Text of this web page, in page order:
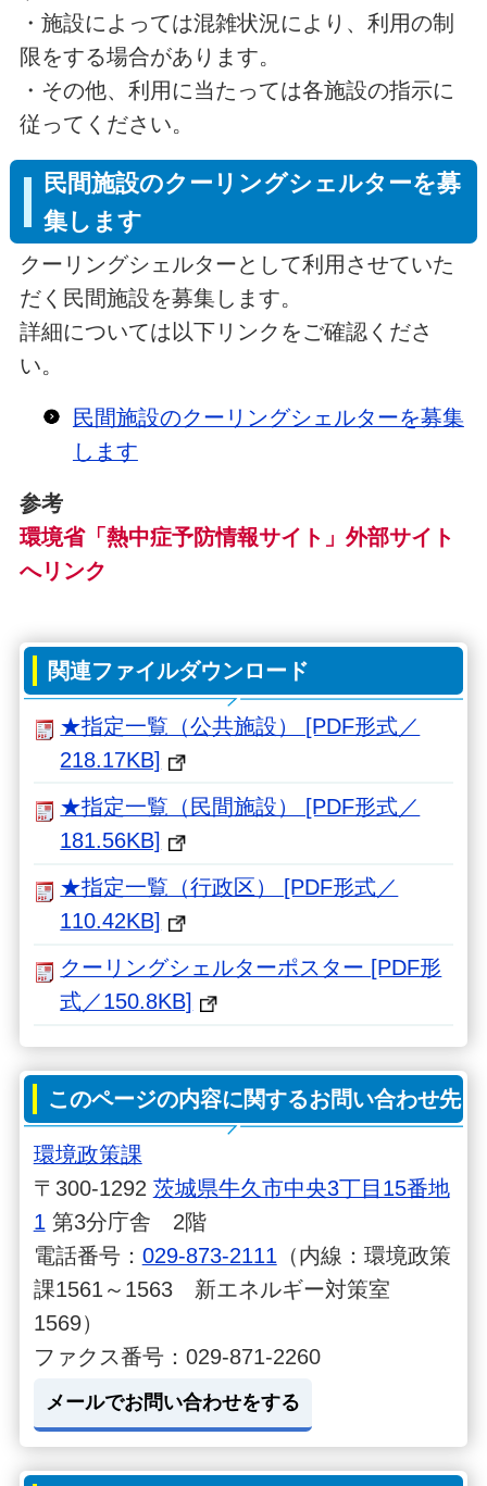
・施設によっては混雑状況により、利用の制
限をする場合があります。
・その他、利用に当たっては各施設の指示に
従ってください。
民間施設のクーリングシェルターを募
集します
クーリングシェルターとして利用させていた
だく民間施設を募集します。
詳細については以下リンクをご確認くださ
い。
民間施設のクーリングシェルターを募集
します
参考
環境省「熱中症予防情報サイト」外部サイト
へリンク
関連ファイルダウンロード
★指定一覧（公共施設） [PDF形式／
218.17KB]
★指定一覧（民間施設） [PDF形式／
181.56KB]
★指定一覧（行政区） [PDF形式／
110.42KB]
クーリングシェルターポスター [PDF形
式／150.8KB]
このページの内容に関するお問い合わせ先
環境政策課
〒300-1292 茨城県牛久市中央3丁目15番地
1 第3分庁舎 2階
電話番号： 029-873-2111 （内線：環境政策
課1561～1563 新エネルギー対策室
1569）
ファクス番号：029-871-2260
メールでお問い合わせをする